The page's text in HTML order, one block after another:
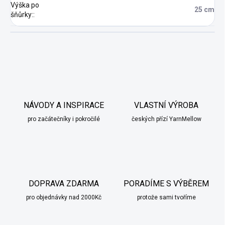
Výška po
šňůrky::
25 cm
NÁVODY A INSPIRACE
pro začátečníky i pokročilé
VLASTNÍ VÝROBA
českých přízí YarnMellow
DOPRAVA ZDARMA
pro objednávky nad 2000Kč
PORADÍME S VÝBĚREM
protože sami tvoříme